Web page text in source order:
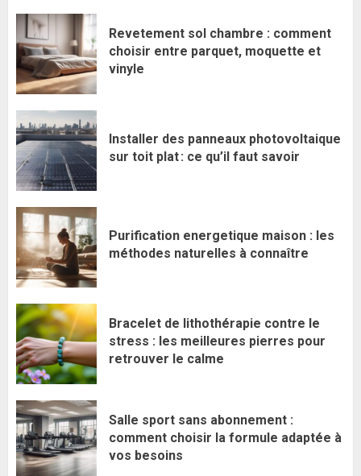
Revetement sol chambre : comment
choisir entre parquet, moquette et
vinyle
Installer des panneaux photovoltaique
sur toit plat : ce qu’il faut savoir
Purification energetique maison : les
méthodes naturelles à connaître
Bracelet de lithothérapie contre le
stress : les meilleures pierres pour
retrouver le calme
Salle sport sans abonnement :
comment choisir la formule adaptée à
vos besoins